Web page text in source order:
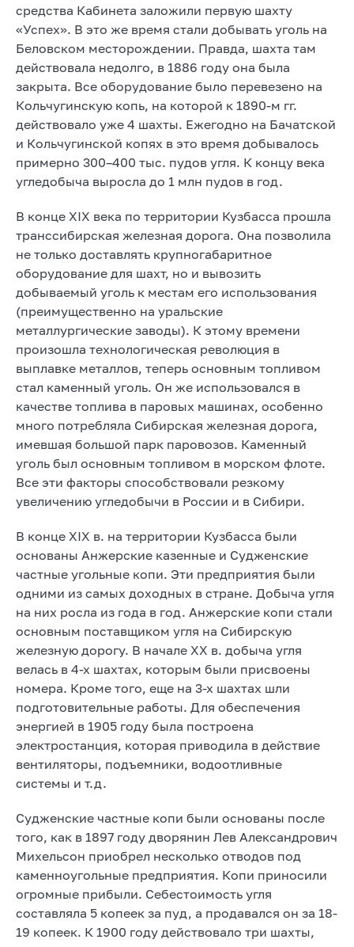
средства Кабинета заложили первую шахту
«Успех». В это же время стали добывать уголь на
Беловском месторождении. Правда, шахта там
действовала недолго, в 1886 году она была
закрыта. Все оборудование было перевезено на
Кольчугинскую копь, на которой к 1890-м гг.
действовало уже 4 шахты. Ежегодно на Бачатской
и Кольчугинской копях в это время добывалось
примерно 300–400 тыс. пудов угля. К концу века
угледобыча выросла до 1 млн пудов в год.
В конце XIX века по территории Кузбасса прошла
транссибирская железная дорога. Она позволила
не только доставлять крупногабаритное
оборудование для шахт, но и вывозить
добываемый уголь к местам его использования
(преимущественно на уральские
металлургические заводы). К этому времени
произошла технологическая революция в
выплавке металлов, теперь основным топливом
стал каменный уголь. Он же использовался в
качестве топлива в паровых машинах, особенно
много потребляла Сибирская железная дорога,
имевшая большой парк паровозов. Каменный
уголь был основным топливом в морском флоте.
Все эти факторы способствовали резкому
увеличению угледобычи в России и в Сибири.
В конце XIX в. на территории Кузбасса были
основаны Анжерские казенные и Судженские
частные угольные копи. Эти предприятия были
одними из самых доходных в стране. Добыча угля
на них росла из года в год. Анжерские копи стали
основным поставщиком угля на Сибирскую
железную дорогу. В начале ХХ в. добыча угля
велась в 4-х шахтах, которым были присвоены
номера. Кроме того, еще на 3-х шахтах шли
подготовительные работы. Для обеспечения
энергией в 1905 году была построена
электростанция, которая приводила в действие
вентиляторы, подъемники, водоотливные
системы и т.д.
Судженские частные копи были основаны после
того, как в 1897 году дворянин Лев Александрович
Михельсон приобрел несколько отводов под
каменноугольные предприятия. Копи приносили
огромные прибыли. Себестоимость угля
составляла 5 копеек за пуд, а продавался он за 18-
19 копеек. К 1900 году действовало три шахты,